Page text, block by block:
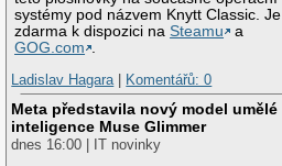
systémy pod názvem Knytt Classic. Je
zdarma k dispozici naSteamu
a
GOG.com
Ladislav Hagara| Komentářů: 0
Meta představila nový model umělé
inteligence Muse Glimmer
dnes 16:00 | IT novinky